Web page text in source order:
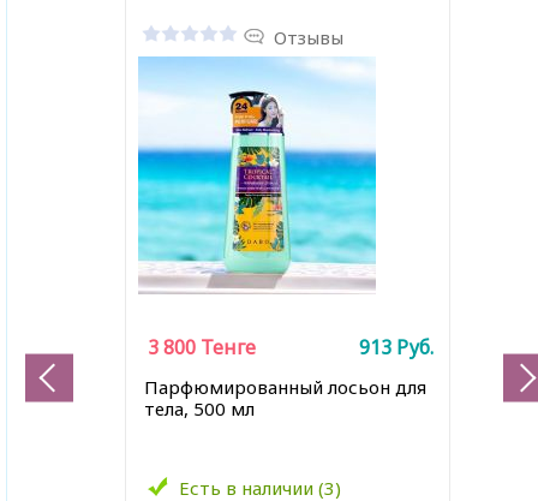
Отзывы
Парфюмированный лосьон для
тела, 500 мл
Есть в наличии (3)
3 800 Тенге 913 Руб.